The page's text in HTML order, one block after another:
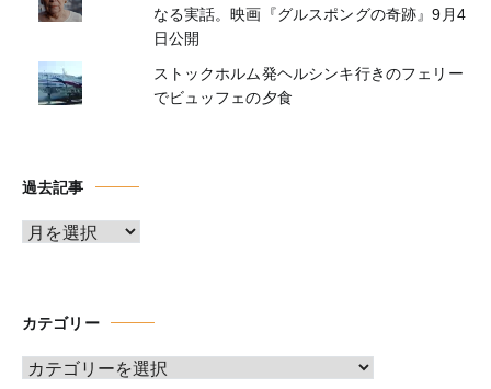
なる実話。映画『グルスポングの奇跡』9月4
日公開
ストックホルム発ヘルシンキ行きのフェリー
でビュッフェの夕食
過去記事
ア
ブ
カテゴリー
カ